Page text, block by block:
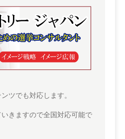
ツでも対応します。
きますので全国対応可能で